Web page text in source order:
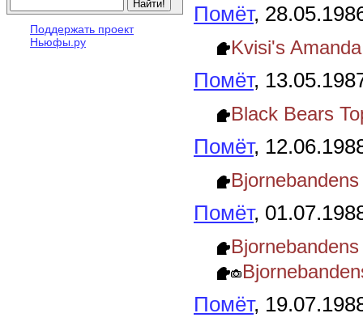
Поддержать проект
Ньюфы.ру
Помёт,
Kvisi's Amanda
Помёт,
Black Bears
Помёт,
Помёт,
Помёт,